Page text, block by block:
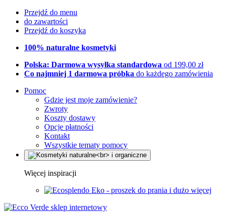
Przejdź do menu
do zawartości
Przejdź do koszyka
100% naturalne kosmetyki
Polska: Darmowa wysyłka standardowa od 199,00 zł
Co najmniej 1 darmowa próbka do każdego zamówienia
Pomoc
Gdzie jest moje zamówienie?
Zwroty
Koszty dostawy
Opcje płatności
Kontakt
Wszystkie tematy pomocy
Więcej inspiracji
Eko - proszek do prania i dużo więcej